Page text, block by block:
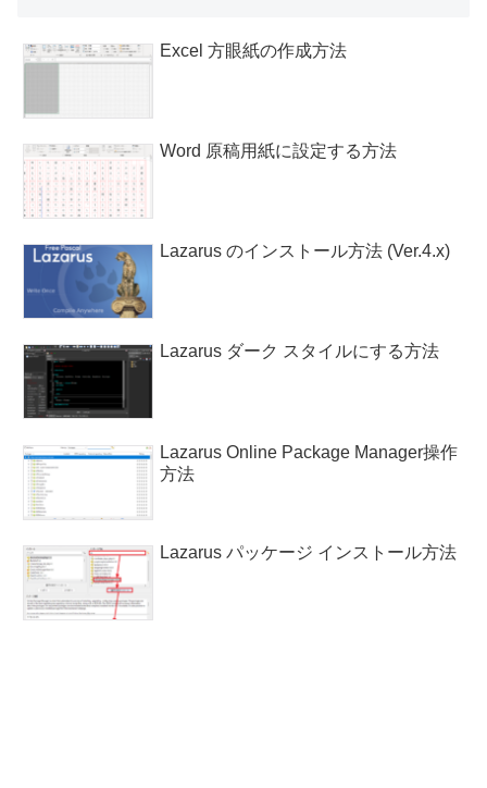
Excel 方眼紙の作成方法
Word 原稿用紙に設定する方法
Lazarus のインストール方法 (Ver.4.x)
Lazarus ダーク スタイルにする方法
Lazarus Online Package Manager操作
方法
Lazarus パッケージ インストール方法